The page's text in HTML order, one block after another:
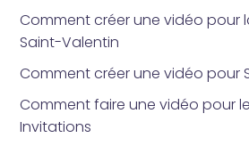
Comment créer une vidéo pour
Saint-Valentin
Comment créer une vidéo pour
Comment faire une vidéo pour
Invitations